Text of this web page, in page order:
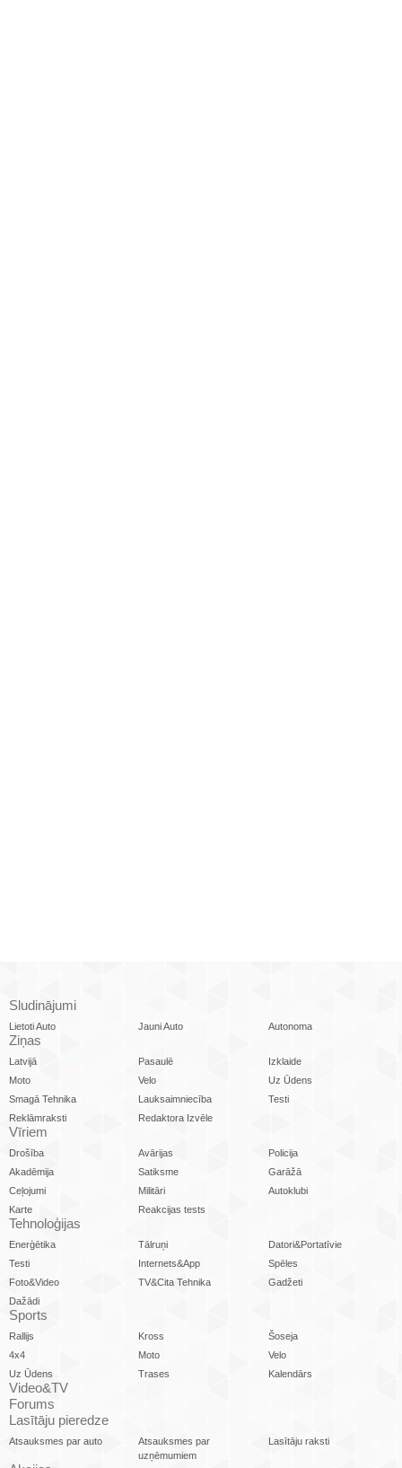
Sludinājumi
Lietoti Auto Jauni Auto Autonoma
Ziņas
Latvijā Pasaulē
Izklaide
Moto
Velo
Uz Ūdens
Smagā Tehnika
Lauksaimniecība
Testi
Reklāmraksti
Redaktora Izvēle
Vīriem
Drošība Avārijas
Policija
Akadēmija
Satiksme
Garāžā
Ceļojumi
Militāri
Autoklubi
Karte
Reakcijas tests
Tehnoloģijas
Enerģētika Tālruņi
Datori&Portatīvie
Testi
Internets&App
Spēles
Foto&Video
TV&Cita Tehnika
Gadžeti
Dažādi
Sports
Rallijs Kross
Šoseja
4x4
Moto
Velo
Uz Ūdens
Trases Kalendārs
Video&TV
Forums
Lasītāju pieredze
Atsauksmes par auto
Atsauksmes par
uzņēmumiem
Lasītāju raksti